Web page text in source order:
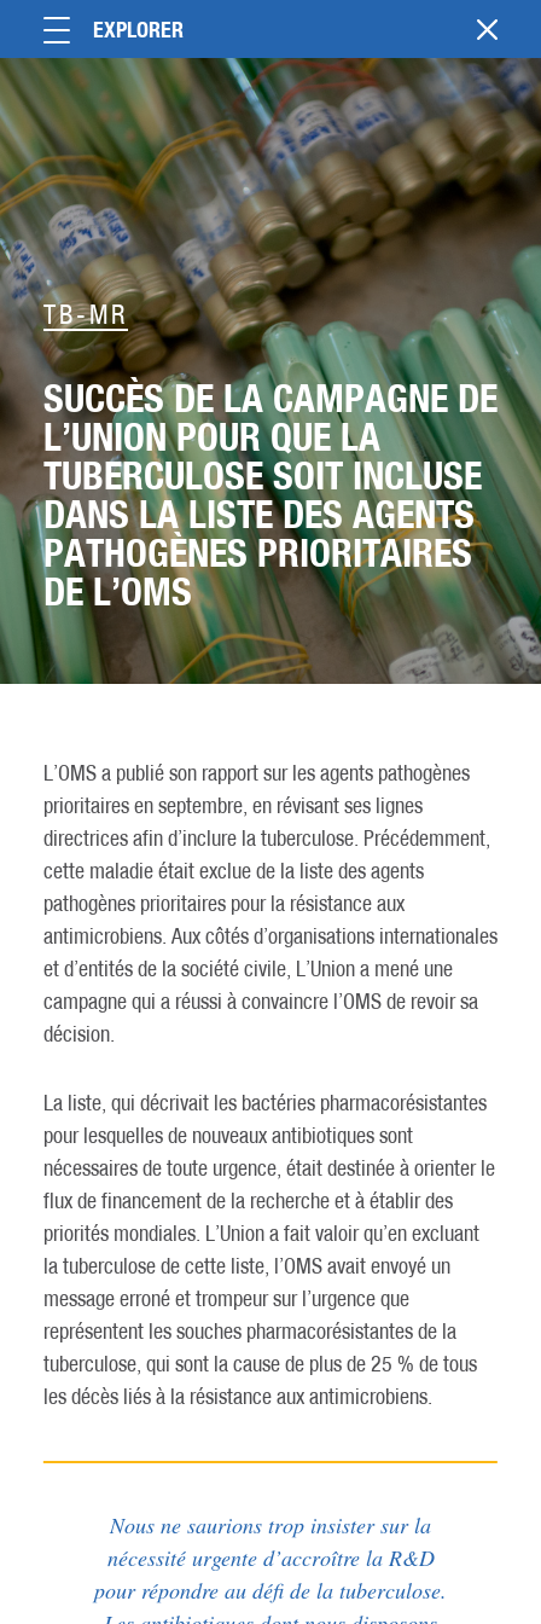
EXPLORER
TB-MR
SUCCÈS DE LA CAMPAGNE DE
L’UNION POUR QUE LA
TUBERCULOSE SOIT INCLUSE
DANS LA LISTE DES AGENTS
PATHOGÈNES PRIORITAIRES
DE L’OMS
L’OMS a publié son rapport sur les agents pathogènes
prioritaires en septembre, en révisant ses lignes
directrices afin d’inclure la tuberculose. Précédemment,
cette maladie était exclue de la liste des agents
pathogènes prioritaires pour la résistance aux
antimicrobiens. Aux côtés d’organisations internationales
et d’entités de la société civile, L’Union a mené une
campagne qui a réussi à convaincre l’OMS de revoir sa
décision.
La liste, qui décrivait les bactéries pharmacorésistantes
pour lesquelles de nouveaux antibiotiques sont
nécessaires de toute urgence, était destinée à orienter le
flux de financement de la recherche et à établir des
priorités mondiales. L’Union a fait valoir qu’en excluant
la tuberculose de cette liste, l’OMS avait envoyé un
message erroné et trompeur sur l’urgence que
représentent les souches pharmacorésistantes de la
tuberculose, qui sont la cause de plus de 25 % de tous
les décès liés à la résistance aux antimicrobiens.
Nous ne saurions trop insister sur la
nécessité urgente d’accroître la R&D
pour répondre au défi de la tuberculose.